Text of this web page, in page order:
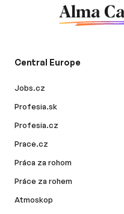
Alma
Central Europe
Jobs.cz
Profesia.sk
Profesia.cz
Prace.cz
Práca za rohom
Práce za rohem
Atmoskop